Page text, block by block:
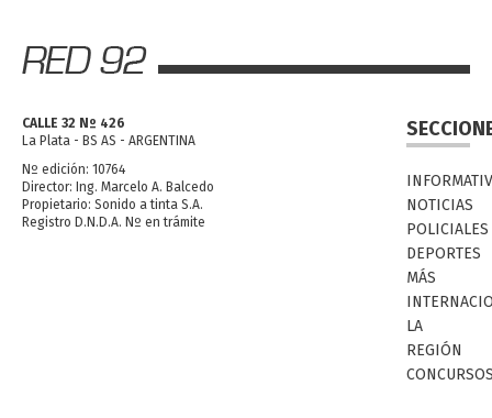
CALLE 32 Nº 426
La Plata - BS AS - ARGENTINA
Nº edición: 10764
Director: Ing. Marcelo A. Balcedo
Propietario: Sonido a tinta S.A.
Registro D.N.D.A. Nº en trámite
NOTICIAS
POLICIALES
DEPORTES
MÁS
LA
REGIÓN